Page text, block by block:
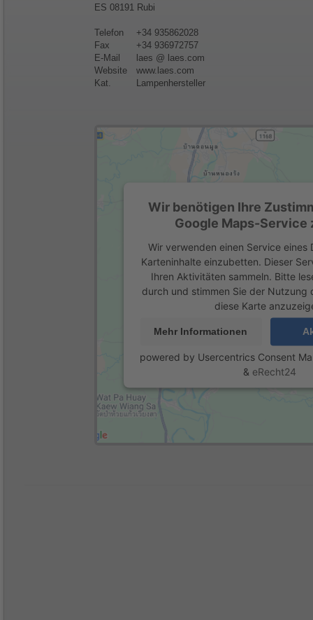
ES 08191 Rubi
Telefon
+34 935862028
Fax
+34 936972757
E-Mail
laes @ laes.com
Website
www.laes.com
Kat.
Lampenhersteller
Wir benötigen Ihre
Google Maps-Service
Wir verwenden einen Service eines
Karteninhalte einzubetten. Dieser
Ihren Aktivitäten sammeln. Bitte
durch und stimmen Sie der Nutzung
diese Karte
Mehr Informationen
powered by Usercentrics Consent
& eRecht24